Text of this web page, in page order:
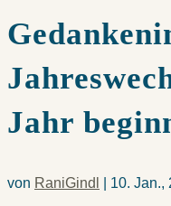
Jahr
von RaniGindl 10. Jan.,